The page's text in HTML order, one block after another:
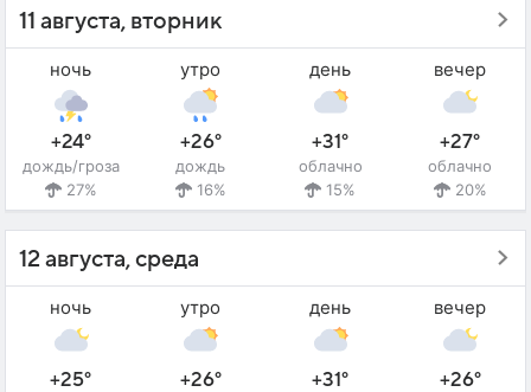
11 августа, вторник
ночь
+24°
дождь/гроза
27%
утро
+26°
дождь
16%
день
+31°
облачно
15%
вечер
+27°
облачно
20%
12 августа, среда
ночь
+25°
утро
+26°
день
+31°
вечер
+26°